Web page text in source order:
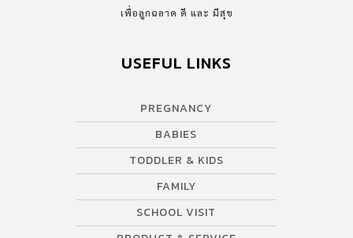
เพื่อลูกฉลาด ดี และ มีสุข
USEFUL LINKS
PREGNANCY
BABIES
TODDLER & KIDS
FAMILY
SCHOOL VISIT